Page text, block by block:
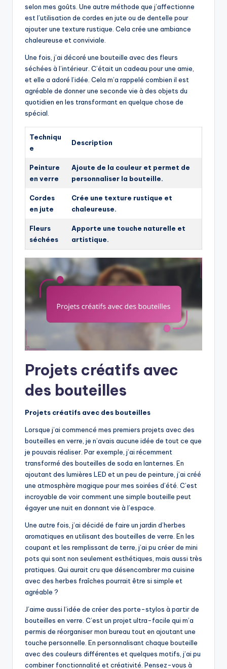
selon mes goûts. Une autre méthode que j’affectionne
est l’utilisation de cordes en jute ou de dentelle pour
ajouter une texture rustique. Cela crée une ambiance
chaleureuse et conviviale.
Une fois, j’ai décoré une bouteille avec des fleurs
séchées à l’intérieur. C’était un cadeau pour une amie,
et elle a adoré l’idée. Cela m’a rappelé combien il est
agréable de donner une seconde vie à des objets du
quotidien en les transformant en quelque chose de
spécial.
Techniqu
e
Description
Peinture
en verre
Ajoute de la couleur et permet de
personnaliser la bouteille.
Cordes
en jute
Crée une texture rustique et
chaleureuse.
Fleurs
séchées
Apporte une touche naturelle et
artistique.
Projets créatifs avec
des bouteilles
Projets créatifs avec des bouteilles
Lorsque j’ai commencé mes premiers projets avec des
bouteilles en verre, je n’avais aucune idée de tout ce que
je pouvais réaliser. Par exemple, j’ai récemment
transformé des bouteilles de soda en lanternes. En
ajoutant des lumières LED et un peu de peinture, j’ai créé
une atmosphère magique pour mes soirées d’été. C’est
incroyable de voir comment une simple bouteille peut
égayer une nuit en donnant vie à l’espace.
Une autre fois, j’ai décidé de faire un jardin d’herbes
aromatiques en utilisant des bouteilles de verre. En les
coupant et les remplissant de terre, j’ai pu créer de mini
pots qui sont non seulement esthétiques, mais aussi très
pratiques. Qui aurait cru que désencombrer ma cuisine
avec des herbes fraîches pourrait être si simple et
agréable ?
J’aime aussi l’idée de créer des porte-stylos à partir de
bouteilles en verre. C’est un projet ultra-facile qui m’a
permis de réorganiser mon bureau tout en ajoutant une
touche personnelle. En personnalisant chaque bouteille
avec des couleurs différentes et quelques motifs, j’ai pu
combiner fonctionnalité et créativité. Pensez-vous à